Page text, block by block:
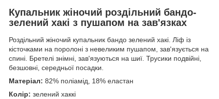
Купальник жіночий роздільний бандо-
зелений хакі з пушапом на зав'язках
Роздільний жіночий купальник бандо зелений хакі. Ліф із
кісточками на поролоні з невеликим пушапом, зав'язується на
спині. Бретелі знімні, зав'язуються на шиї. Трусики подвійні,
безшовні, середньої посадки.
Матеріал: 82% поліамід, 18% еластан
Колір: зелений хаккі